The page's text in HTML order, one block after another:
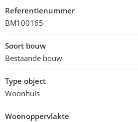
Referentienummer
BM100165
Soort bouw
Bestaande bouw
Type object
Woonhuis
Woonoppervlakte